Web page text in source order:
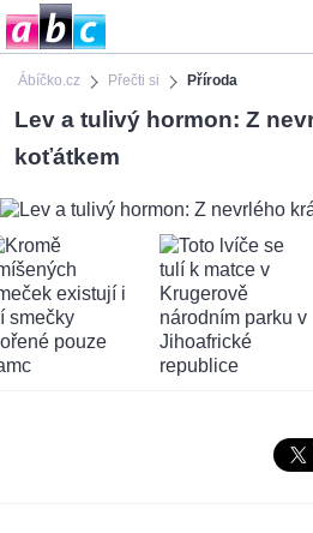
Ábíčko.cz Přečti si Příroda
Lev a tulivý hormon: Z
koťátkem